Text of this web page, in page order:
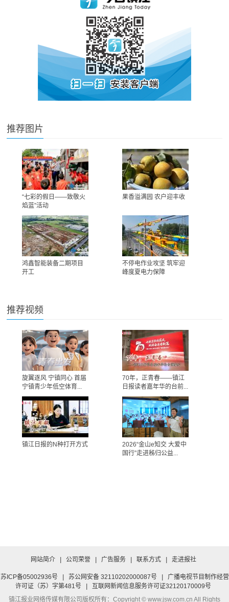
推荐图片
“七彩的假日——致敬火
焰蓝”活动
果香溢满园 农户迎丰收
鸿鑫智能装备二期项目
开工
不停电作业攻坚 筑牢迎
峰度夏电力保障
推荐视频
旋翼逐风 宁镇同心 首届
宁镇青少年低空体育...
70年，正青春——镇江
日报读者嘉年华的台前...
镇江日报的N种打开方式
2026“金山e知交 大爱中
国行”走进秭归公益...
网站简介 公司荣誉 广告服务 联系方式 走进报社
苏ICP备05002936号 苏公网安备 32110202000087号
广播电视节目制作经营
许可证（苏）字第481号
互联网新闻信息服务许可证32120170009号
镇江报业网络传媒有限公司 版权所有：Copyright © www.jsw.com.cn All Rights